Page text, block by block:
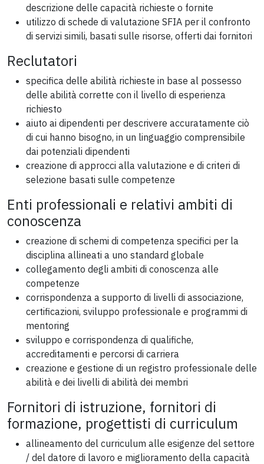
descrizione delle capacità richieste o fornite
utilizzo di schede di valutazione SFIA per il confronto
di servizi simili, basati sulle risorse, offerti dai fornitori
Reclutatori
specifica delle abilità richieste in base al possesso
delle abilità corrette con il livello di esperienza
richiesto
aiuto ai dipendenti per descrivere accuratamente ciò
di cui hanno bisogno, in un linguaggio comprensibile
dai potenziali dipendenti
creazione di approcci alla valutazione e di criteri di
selezione basati sulle competenze
Enti professionali e relativi ambiti di
conoscenza
creazione di schemi di competenza specifici per la
disciplina allineati a uno standard globale
collegamento degli ambiti di conoscenza alle
competenze
corrispondenza a supporto di livelli di associazione,
certificazioni, sviluppo professionale e programmi di
mentoring
sviluppo e corrispondenza di qualifiche,
accreditamenti e percorsi di carriera
creazione e gestione di un registro professionale delle
abilità e dei livelli di abilità dei membri
Fornitori di istruzione, fornitori di
formazione, progettisti di curriculum
allineamento del curriculum alle esigenze del settore
/ del datore di lavoro e miglioramento della capacità